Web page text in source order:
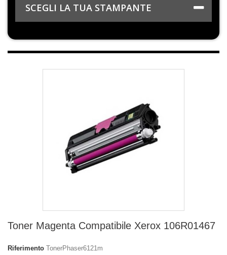
SCEGLI LA TUA STAMPANTE
Toner Magenta Compatibile Xerox 106R01467
Riferimento TonerPhaser6121m